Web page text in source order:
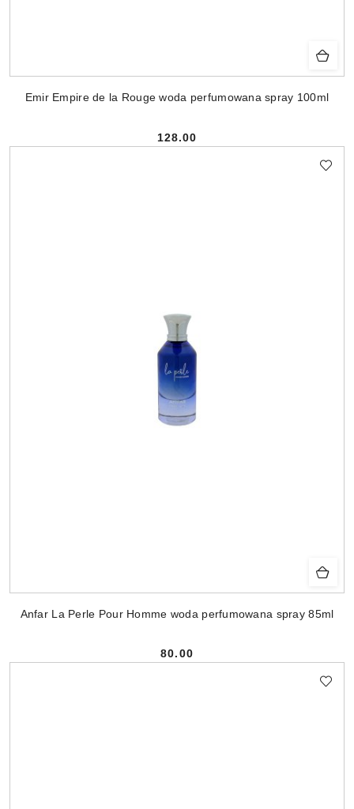
Emir Empire de la Rouge woda perfumowana spray 100ml
Cena:
128.00
Anfar La Perle Pour Homme woda perfumowana spray 85ml
Cena:
80.00